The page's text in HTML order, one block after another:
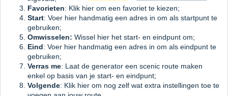
Favorieten: Klik hier om een favoriet te kiezen;
Start: Voer hier handmatig een adres in om als startpunt te
gebruiken;
Omwisselen: Wissel hier het start- en eindpunt om;
Eind: Voer hier handmatig een adres in om als eindpunt te
gebruiken;
Verras me: Laat de generator een scenic route maken
enkel op basis van je start- en eindpunt;
Volgende: Klik hier om nog zelf wat extra instellingen toe te